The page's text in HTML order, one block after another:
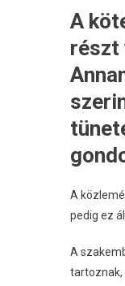
A
részt
A
pedig ez
A
tartoznak,